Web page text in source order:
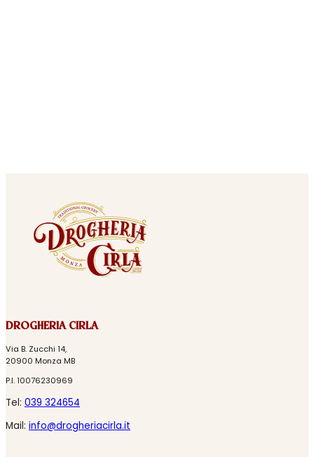
DROGHERIA CIRLA
Via B. Zucchi 14,
20900 Monza MB
P.I. 10076230969
Tel: 039 324654
Mail: info@drogheriacirla.it